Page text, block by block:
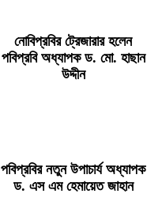
নোবিপ্রবির ট্রেজারার হলেন
পবিপ্রবি অধ্যাপক ড. মো. হাছান
উদ্দীন
পবিপ্রবির নতুন উপাচার্য অধ্যাপক
ড. এস এম হেমায়েত জাহান